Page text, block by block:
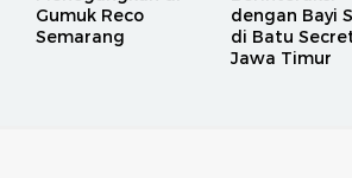
Gumuk Reco
Semarang
dengan Bayi
di Batu
Jawa Timur